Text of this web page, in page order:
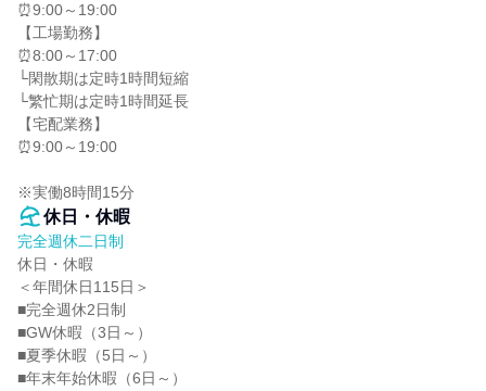
⏰9:00～19:00
【工場勤務】
⏰8:00～17:00
└閑散期は定時1時間短縮
└繁忙期は定時1時間延長
【宅配業務】
⏰9:00～19:00
※実働8時間15分
休日・休暇
完全週休二日制
休日・休暇
＜年間休日115日＞
■完全週休2日制
■GW休暇（3日～）
■夏季休暇（5日～）
■年末年始休暇（6日～）